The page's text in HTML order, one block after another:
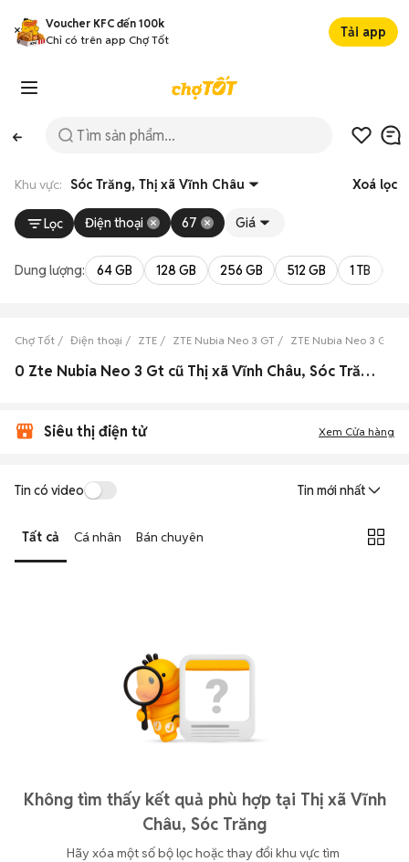
Voucher KFC đến 100k
Chỉ có trên app Chợ Tốt
Tải app
Khu vực: Sóc Trăng, Thị xã Vĩnh Châu Xoá lọc
Lọc Điện thoại 67 Giá
Dung lượng: 64 GB 128 GB 256 GB 512 GB 1 TB
Chợ Tốt Điện thoại ZTE ZTE Nubia Neo 3 GT ZTE Nubia Neo 3 GT
0 Zte Nubia Neo 3 Gt cũ Thị xã Vĩnh Châu, Sóc Trăng đẹp
Siêu thị điện tử Xem Cửa hàng
Tin có video Tin mới nhất
Tất cả Cá nhân Bán chuyên
Không tìm thấy kết quả phù hợp tại Thị xã Vĩnh
Châu, Sóc Trăng
Hãy xóa một số bộ lọc hoặc thay đổi khu vực tìm